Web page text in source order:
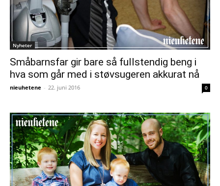
Nyheter
Småbarnsfar gir bare så fullstendig beng i
hva som går med i støvsugeren akkurat nå
nieuhetene - 22. juni 2016 0